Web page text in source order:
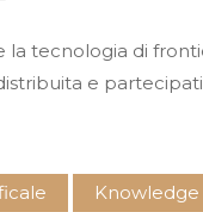
tecnologia di
e